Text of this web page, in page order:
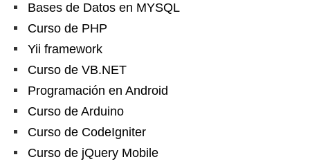
Bases de Datos en MYSQL
Curso de PHP
Yii framework
Curso de VB.NET
Programación en Android
Curso de Arduino
Curso de CodeIgniter
Curso de jQuery Mobile